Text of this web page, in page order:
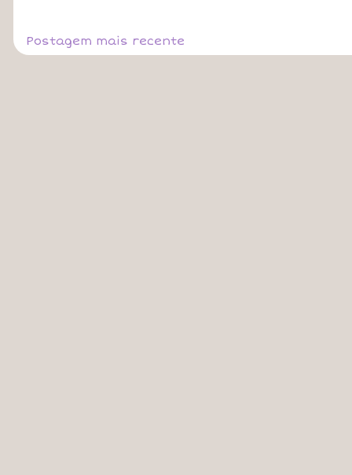
Postagem mais recente